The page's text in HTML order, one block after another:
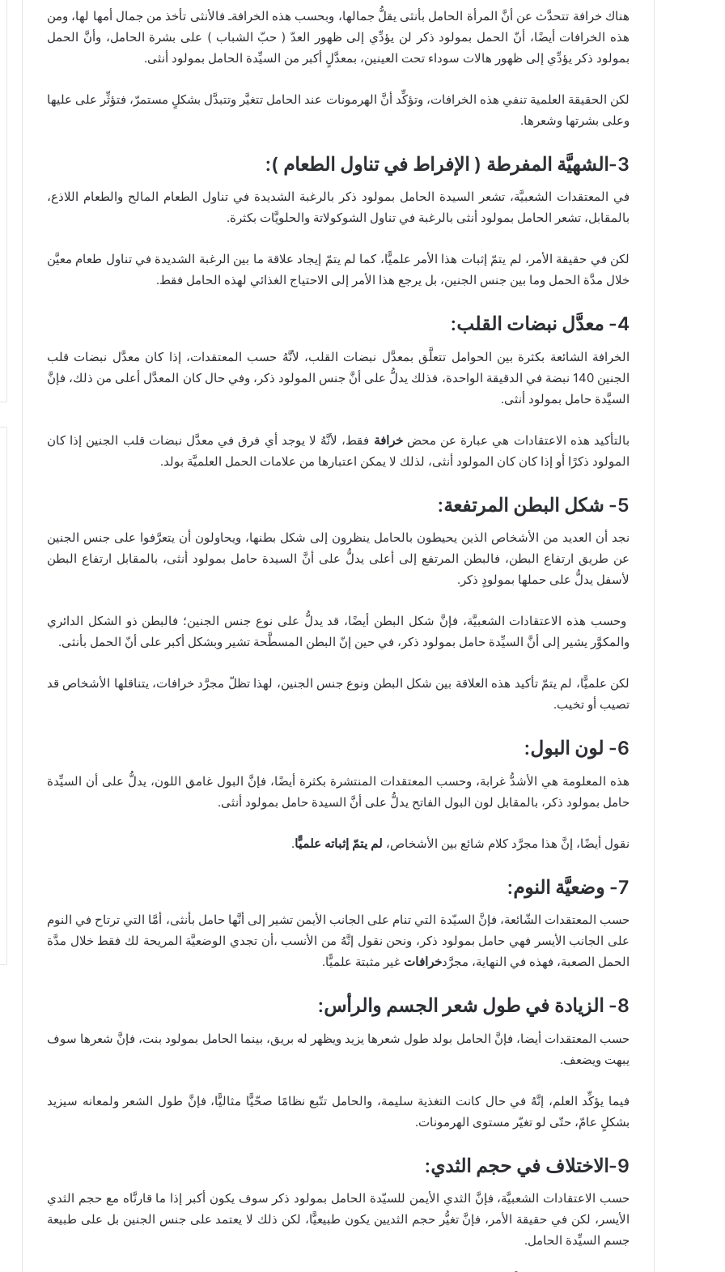
هناك خرافة تتحدَّث عن أنَّ المرأة الحامل بأنثى يقلُّ جمالها، وبحسب هذه الخرافةـ فالأنثى تأخذ من جمال أمها لها، ومن
هذه الخرافات أيضًا، أنّ الحمل بمولود ذكر لن يؤدِّي إلى ظهور العدّ ( حبّ الشباب ) على بشرة الحامل، وأنَّ الحمل
بمولود ذكر يؤدِّي إلى ظهور هالات سوداء تحت العينين، بمعدَّلٍ أكبر من السيِّدة الحامل بمولود أنثى.
لكن الحقيقة العلمية تنفي هذه الخرافات، وتؤكِّد أنَّ الهرمونات عند الحامل تتغيَّر وتتبدَّل بشكلٍ مستمرّ، فتؤثِّر على عليها
وعلى بشرتها وشعرها.
3-الشهيَّة المفرطة ( الإفراط في تناول الطعام ):
في المعتقدات الشعبيَّة، تشعر السيدة الحامل بمولود ذكر بالرغبة الشديدة في تناول الطعام المالح والطعام اللاذع،
بالمقابل، تشعر الحامل بمولود أنثى بالرغبة في تناول الشوكولاتة والحلويَّات بكثرة.
لكن في حقيقة الأمر، لم يتمّ إثبات هذا الأمر علميًّا، كما لم يتمّ إيجاد علاقة ما بين الرغبة الشديدة في تناول طعام معيَّن
خلال مدَّة الحمل وما بين جنس الجنين، بل يرجع هذا الأمر إلى الاحتياج الغذائي لهذه الحامل فقط.
4- معدَّل نبضات القلب:
الخرافة الشائعة بكثرة بين الحوامل تتعلَّق بمعدَّل نبضات القلب، لأنَّهُ حسب المعتقدات، إذا كان معدَّل نبضات قلب
الجنين 140 نبضة في الدقيقة الواحدة، فذلك يدلُّ على أنَّ جنس المولود ذكر، وفي حال كان المعدَّل أعلى من ذلك، فإنَّ
السيَّدة حامل بمولود أنثى.
بالتأكيد هذه الاعتقادات هي عبارة عن محضخرافة فقط، لأنَّهُ لا يوجد أي فرق في معدَّل نبضات قلب الجنين إذا كان
المولود ذكرًا أو إذا كان كان المولود أنثى، لذلك لا يمكن اعتبارها من علامات الحمل العلميَّة بولد.
5- شكل البطن المرتفعة:
نجد أن العديد من الأشخاص الذين يحيطون بالحامل ينظرون إلى شكل بطنها، ويحاولون أن يتعرَّفوا على جنس الجنين
عن طريق ارتفاع البطن، فالبطن المرتفع إلى أعلى يدلُّ على أنَّ السيدة حامل بمولود أنثى، بالمقابل ارتفاع البطن
لأسفل يدلُّ على حملها بمولودٍ ذكر.
وحسب هذه الاعتقادات الشعبيَّة، فإنَّ شكل البطن أيضًا، قد يدلُّ على نوع جنس الجنين؛ فالبطن ذو الشكل الدائري
والمكوَّر يشير إلى أنَّ السيِّدة حامل بمولود ذكر، في حين إنّ البطن المسطَّحة تشير وبشكل أكبر على أنّ الحمل بأنثى.
لكن علميًّا، لم يتمّ تأكيد هذه العلاقة بين شكل البطن ونوع جنس الجنين، لهذا تظلّ مجرَّد خرافات، يتناقلها الأشخاص قد
تصيب أو تخيب.
6- لون البول:
هذه المعلومة هي الأشدُّ غرابة، وحسب المعتقدات المنتشرة بكثرة أيضًا، فإنَّ البول غامق اللون، يدلُّ على أن السيِّدة
حامل بمولود ذكر، بالمقابل لون البول الفاتح يدلُّ على أنَّ السيدة حامل بمولود أنثى.
نقول أيضًا، إنَّ هذا مجرَّد كلام شائع بين الأشخاص، لم يتمّ إثباته علميًّا.
7- وضعيَّة النوم:
حسب المعتقدات الشّائعة، فإنَّ السيّدة التي تنام على الجانب الأيمن تشير إلى أنَّها حامل بأنثى، أمَّا التي ترتاح في النوم
على الجانب الأيسر فهي حامل بمولود ذكر، ونحن نقول إنَّهُ من الأنسب ،أن تجدي الوضعيَّة المريحة لك فقط خلال مدَّة
الحمل الصعبة، فهذه في النهاية، مجرَّدخرافات غير مثبتة علميًّا.
8- الزيادة في طول شعر الجسم والرأس:
حسب المعتقدات أيضا، فإنَّ الحامل بولد طول شعرها يزيد ويظهر له بريق، بينما الحامل بمولود بنت، فإنَّ شعرها سوف
يبهت ويضعف.
فيما يؤكِّد العلم، إنَّهُ في حال كانت التغذية سليمة، والحامل تتّبع نظامًا صحّيًّا مثاليًّا، فإنَّ طول الشعر ولمعانه سيزيد
بشكلٍ عامّ، حتّى لو تغيّر مستوى الهرمونات.
9-الاختلاف في حجم الثدي:
حسب الاعتقادات الشعبيَّة، فإنَّ الثدي الأيمن للسيّدة الحامل بمولود ذكر سوف يكون أكبر إذا ما قارنَّاه مع حجم الثدي
الأيسر، لكن في حقيقة الأمر، فإنَّ تغيُّر حجم الثديين يكون طبيعيًّا، لكن ذلك لا يعتمد على جنس الجنين بل على طبيعة
جسم السيِّدة الحامل.